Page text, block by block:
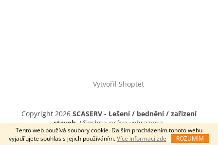
Tento web používá soubory cookie. Dalším procházením tohoto webu
vyjadřujete souhlas s jejich používáním.Více informací zde ROZUMÍM
Vytvořil Shoptet
Copyright 2026 SCASERV - Lešení / bednění / zařízení
staveb. Všechna práva vyhrazena.